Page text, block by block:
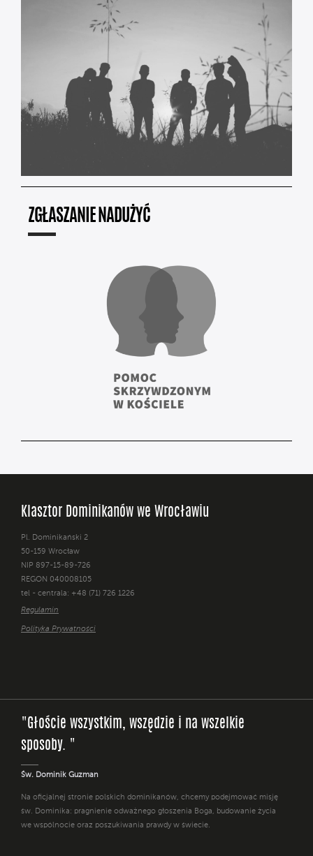
ZGŁASZANIE NADUŻYĆ
Klasztor Dominikanów we Wrocławiu
Pl. Dominikański 2
50-159 Wrocław
NIP 897-15-89-726
REGON 040008105
tel - centrala: +48 (71) 726 1226
Regulamin
Polityka Prywatności
"Głoście wszystkim, wszędzie i na wszelkie
sposoby. "
Św. Dominik Guzman
Na oficjalnej stronie polskich dominikanów, chcemy podejmować misję
św. Dominika: pragnienie odważnego głoszenia Boga, budowanie życia
we wspólnocie oraz poszukiwania prawdy w świecie.